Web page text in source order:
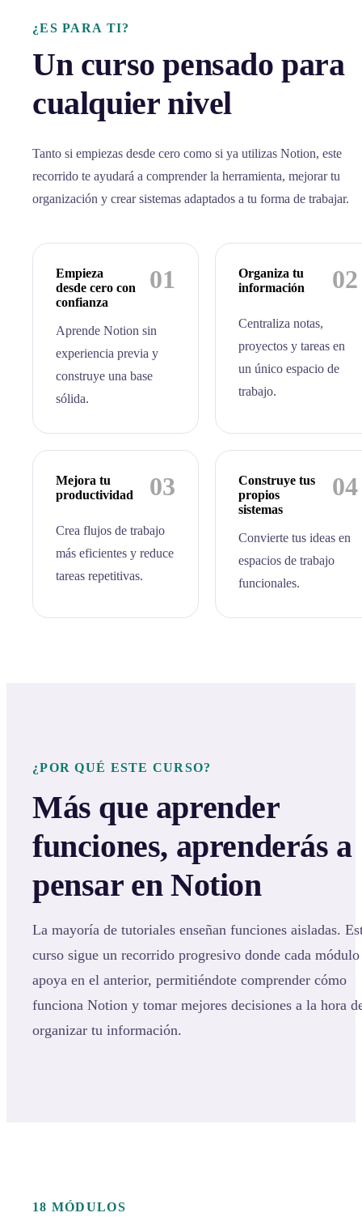
¿ES PARA TI?
Un curso pensado para
cualquier nivel
Tanto si empiezas desde cero como si ya utilizas Notion, este
recorrido te ayudará a comprender la herramienta, mejorar tu
organización y crear sistemas adaptados a tu forma de trabajar.
01
Empieza
desde cero con
confianza
Aprende Notion sin
experiencia previa y
construye una base
sólida.
02
Organiza tu
información
Centraliza notas,
proyectos y tareas en
un único espacio de
trabajo.
03
Mejora tu
productividad
Crea flujos de trabajo
más eficientes y reduce
tareas repetitivas.
04
Construye tus
propios
sistemas
Convierte tus ideas en
espacios de trabajo
funcionales.
¿POR QUÉ ESTE CURSO?
Más que aprender
funciones, aprenderás a
pensar en Notion
La mayoría de tutoriales enseñan funciones aisladas.
curso sigue un recorrido progresivo donde cada módulo
apoya en el anterior, permitiéndote comprender cómo
funciona Notion y tomar mejores decisiones a la hora
organizar tu información.
18 MÓDULOS